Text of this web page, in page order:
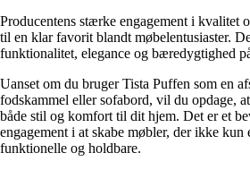
Producentens stærke engagement i kvalitet
til en klar favorit blandt møbelentusiaster.
funktionalitet, elegance og bæredygtighed
Uanset om du bruger Tista Puffen som en
fodskammel eller sofabord, vil du opdage,
både stil og komfort til dit hjem. Det er et
engagement i at skabe møbler, der ikke kun
funktionelle og holdbare.